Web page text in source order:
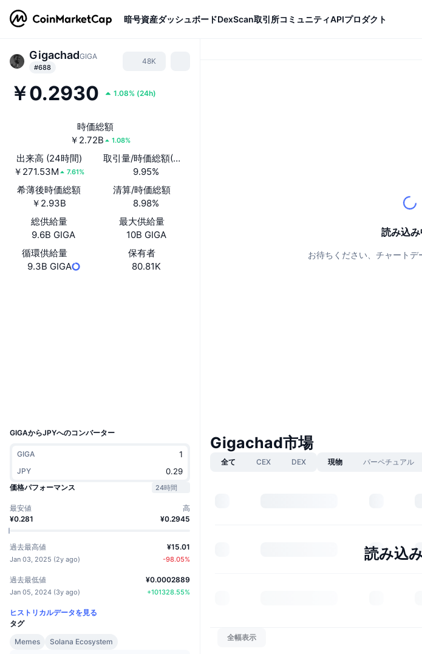
暗号資産ダッシュボードDexScan取引所コミュニティAPIプロダクト
GigachadGIGA
#688
48K
￥0.2930 1.08% (24h)
時価総額
￥2.72B
1.08%
出来高 (24時間)
￥271.53M
7.61%
取引量/時価総額(24時間)
9.95%
希薄後時価総額
￥2.93B
清算/時価総額
8.98%
総供給量
9.6B GIGA
最大供給量
10B GIGA
循環供給量
9.3B GIGA
保有者
80.81K
GIGAからJPYへのコンバーター
GIGA
JPY
価格パフォーマンス
24時間
最安値
¥0.281
高
¥0.2945
過去最高値
Jan 03, 2025 (2y ago)
¥15.01
-98.05%
過去最低値
Jan 05, 2024 (3y ago)
¥0.0002889
+101328.55%
ヒストリカルデータを見る
タグ
Memes
Solana Ecosystem
読み込
お待ちください、チャート
Gigachad市場
全て CEX DEX 現物 パーペチュアル
読み込
全幅表示